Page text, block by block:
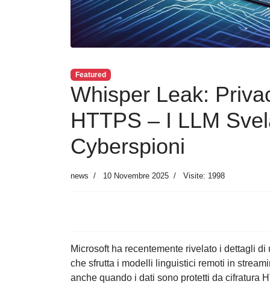
Featured
Whisper Leak:
HTTPS – I LLM
Cyberspioni
news 10 Novembre 2025 Visite: 1998
Microsoft ha recentemente rivelato i dettagli
che sfrutta i modelli linguistici remoti in
anche quando i dati sono protetti da cifratura